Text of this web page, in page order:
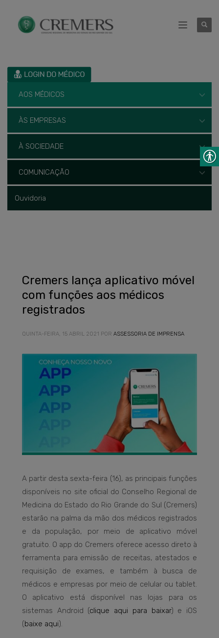
AOS MÉDICOS
ÀS EMPRESAS
À SOCIEDADE
COMUNICAÇÃO
Ouvidoria
Cremers lança aplicativo móvel
com funções aos médicos
registrados
QUINTA-FEIRA, 15 ABRIL 2021 POR ASSESSORIA DE IMPRENSA
A partir desta sexta-feira (16), as principais funções
disponíveis no site oficial do Conselho Regional de
Medicina do Estado do Rio Grande do Sul (Cremers)
estarão na palma da mão dos médicos registrados
e da população, por meio de aplicativo móvel
gratuito. O app do Cremers oferece acesso direto à
ferramenta para emissão de receitas, atestados e
requisição de exames, e também à busca de
médicos e empresas por meio de celular ou tablet.
O aplicativo está disponível nas lojas para os
sistemas Android (clique aqui para baixar) e iOS
( baixe aqui).